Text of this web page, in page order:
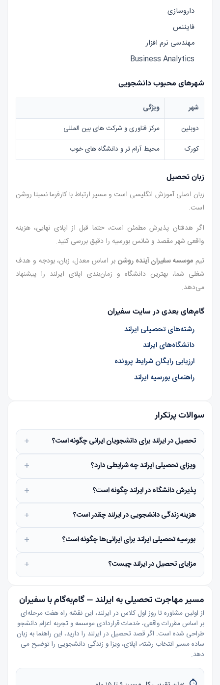
داروسازی
فایننس
مهندسی نرم افزار
Business Analytics
شهرهای محبوب دانشجویی
شهر
ویژگی
دوبلین
مرکز فناوری و شرکت های بین المللی
کورک
محیط آرام تر و دانشگاه های خوب
زبان تحصیل
زبان اصلی آموزش انگلیسی است و مسیر ارتباط با کارفرما نسبتا روشن
است.
اگر هدفتان پذیرش مطمئن است، حتما قبل از اپلای نهایی، هزینه
واقعی شهر مقصد و شانس بورسیه را دقیق بررسی کنید.
تیم موسسه سفیران آینده روشن بر اساس معدل، زبان، بودجه و هدف
شغلی شما، بهترین دانشگاه و زمان‌بندی اپلای ایرلند را پیشنهاد
می‌دهد.
گام‌های بعدی در سایت سفیران
رشته‌های تحصیلی ایرلند
دانشگاه‌های ایرلند
ارزیابی رایگان شرایط پرونده
راهنمای بورسیه ایرلند
سوالات پرتکرار
تحصیل در ایرلند برای دانشجویان ایرانی چگونه است؟
ویزای تحصیلی ایرلند چه شرایطی دارد؟
پذیرش دانشگاه در ایرلند چگونه است؟
هزینه زندگی دانشجویی در ایرلند چقدر است؟
بورسیه تحصیلی ایرلند برای ایرانی‌ها چگونه است؟
مزایای تحصیل در ایرلند چیست؟
مسیر مهاجرت تحصیلی به ایرلند — گام‌به‌گام با سفیران
از اولین مشاوره تا روز اول کلاس در ایرلند، این نقشه راه هفت مرحله‌ای
بر اساس مقررات واقعی، خدمات قراردادی موسسه و تجربه اعزام دانشجو
طراحی شده است. اگر قصد تحصیل در ایرلند را دارید، این راهنما به زبان
ساده مسیر انتخاب رشته، اپلای، ویزا و زندگی دانشجویی را توضیح می
دهد.